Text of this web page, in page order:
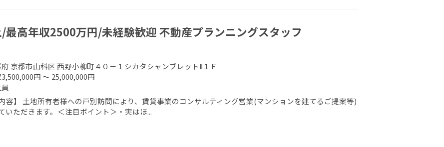
高年収2500万円/未経験歓迎 不動産プランニングスタッフ
京都市山科区 西野小柳町４０－１シカタシャンブレットⅡ１Ｆ
円 ～ 25,000,000円
内容】 土地所有者様への戸別訪問により、賃貸事業のコンサルティング営業(マンションを建てるご提案等)
いただきます。＜注目ポイント＞・実はほ...